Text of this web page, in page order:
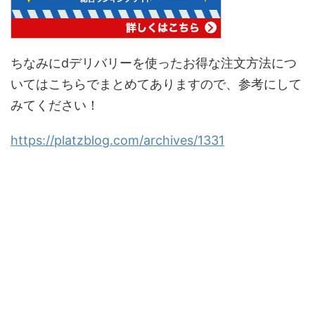
ちなみにdデリバリーを使ったお得な注文方法につ
いてはこちらでまとめてありますので、参考にして
みてください！
https://platzblog.com/archives/1331